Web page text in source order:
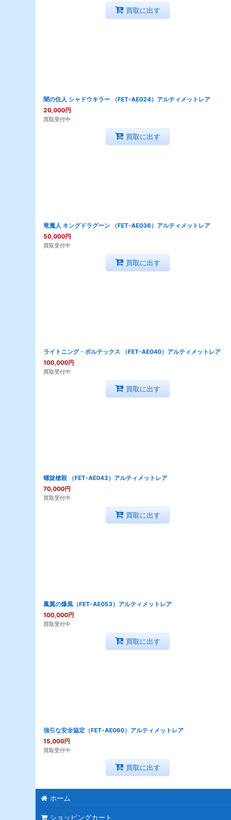
買取に出す
闇の住人 シャドウキラー （FET-AE024）アルティメットレア
20,000円
買取受付中
買取に出す
竜魔人 キングドラグーン （FET-AE036）アルティメットレア
50,000円
買取受付中
買取に出す
ライトニング・ボルテックス （FET-AE040）アルティメットレア
100,000円
買取受付中
買取に出す
螺旋槍殺 （FET-AE043）アルティメットレア
70,000円
買取受付中
買取に出す
鳳翼の爆風（FET-AE053）アルティメットレア
100,000円
買取受付中
買取に出す
強引な安全協定（FET-AE060）アルティメットレア
15,000円
買取受付中
買取に出す
ホーム
ショッピングカート